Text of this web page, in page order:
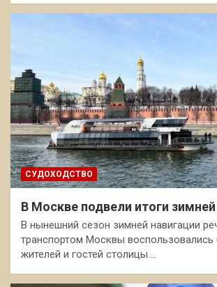
СУДОХОДСТВО
В Москве подвели итоги зимней
В нынешний сезон зимней навигации
транспортом Москвы воспользовались
жителей и гостей столицы.…